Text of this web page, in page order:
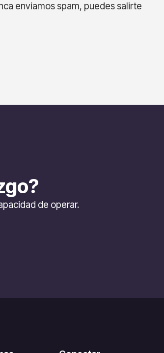
enviamos spam, puedes salirte
de operar.